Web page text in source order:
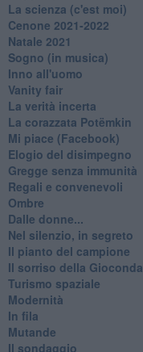
La scienza (c'est moi)
Cenone 2021-2022
Natale 2021
Sogno (in musica)
Inno all'uomo
Vanity fair
La verità incerta
La corazzata Potëmkin
Mi piace (Facebook)
Elogio del disimpegno
Gregge senza immunità
Regali e convenevoli
Ombre
Dalle donne...
Nel silenzio, in segreto
Il pianto del campione
Il sorriso della Gioconda
Turismo spaziale
Modernità
In fila
Mutande
Il sondaggio